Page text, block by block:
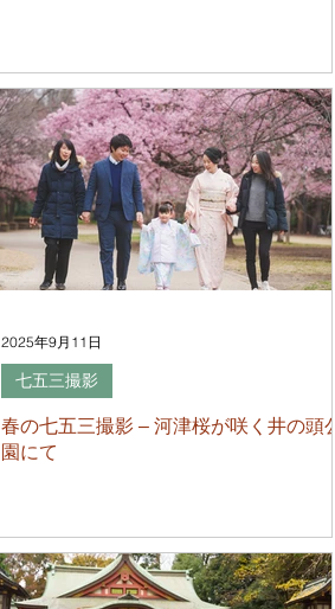
春の七五三撮影 – 河津桜が咲く井の頭公
園にて
七五三撮影
2025年9月11日